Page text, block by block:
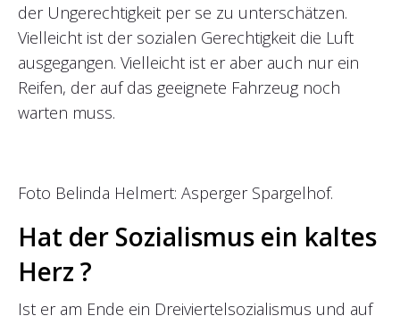
der Ungerechtigkeit per se zu unterschätzen.
Vielleicht ist der sozialen Gerechtigkeit die Luft
ausgegangen. Vielleicht ist er aber auch nur ein
Reifen, der auf das geeignete Fahrzeug noch
warten muss.
Foto Belinda Helmert: Asperger Spargelhof.
Hat der Sozialismus ein kaltes
Herz ?
Ist er am Ende ein Dreiviertelsozialismus und auf